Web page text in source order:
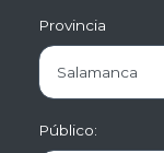
Provincia
Público: